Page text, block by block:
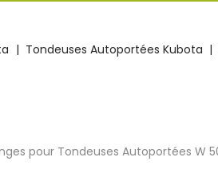
Tondeuses Autoportées Kubota
pour Tondeuses Autoportées W